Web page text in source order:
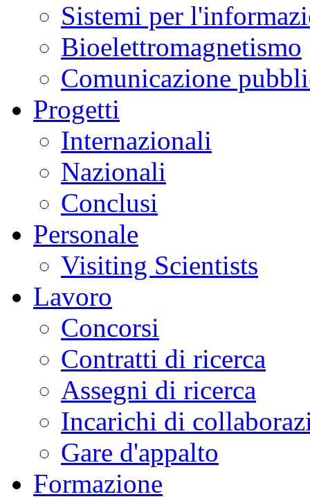
Sistemi per
Bioelettromagnetismo
Comunicazione
Progetti
Internazionali
Nazionali
Conclusi
Personale
Visiting Scientists
Lavoro
Concorsi
Contratti di ricerca
Assegni di ricerca
Incarichi di
Gare d'appalto
Formazione